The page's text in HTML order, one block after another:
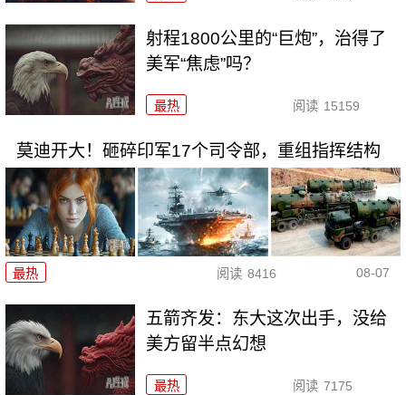
射程1800公里的“巨炮”，治得了
美军“焦虑”吗？
最热 阅读 15159
莫迪开大！砸碎印军17个司令部，重组指挥结构
最热 阅读 8416 08-07
五箭齐发：东大这次出手，没给
美方留半点幻想
最热 阅读 7175